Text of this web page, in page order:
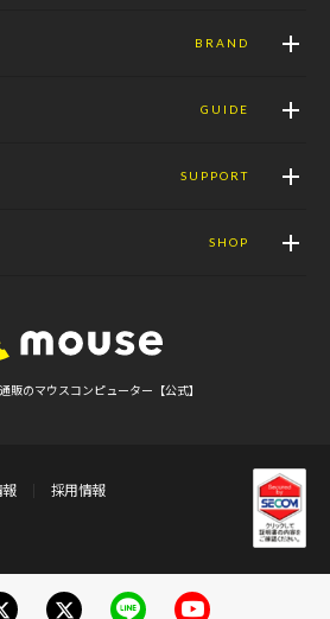
BRAND
GUIDE
SUPPORT
SHOP
販のマウスコンピューター【公式】
報
採用情報